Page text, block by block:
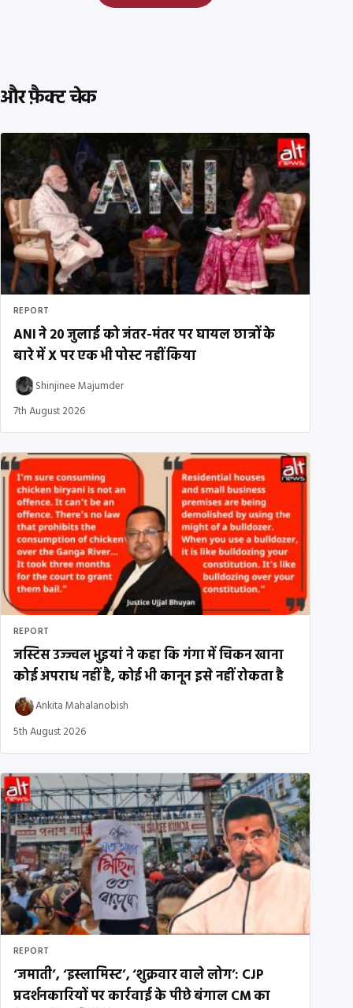
और फ़ैक्ट चेक
REPORT
ANI ने 20 जुलाई को जंतर-मंतर पर घायल छात्रों के
बारे में X पर एक भी पोस्ट नहीं किया
Shinjinee Majumder
7th August 2026
REPORT
जस्टिस उज्ज्वल भुइयां ने कहा कि गंगा में चिकन खाना
कोई अपराध नहीं है, कोई भी कानून इसे नहीं रोकता है
Ankita Mahalanobish
5th August 2026
REPORT
‘जमाती’, ‘इस्लामिस्ट’, ‘शुक्रवार वाले लोग’: CJP
प्रदर्शनकारियों पर कार्रवाई के पीछे बंगाल CM का